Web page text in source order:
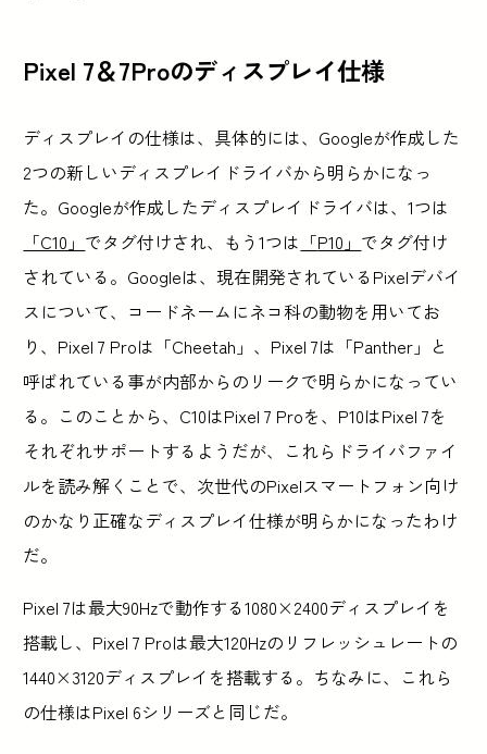
Pixel 7＆7Proのディスプレイ仕様
ディスプレイの仕様は、具体的には、Googleが作成した
2つの新しいディスプレイドライバから明らかになっ
た。Googleが作成したディスプレイドライバは、1つは
「C10」 でタグ付けされ、もう1つは 「P10」 でタグ付け
されている。Googleは、現在開発されているPixelデバイ
スについて、コードネームにネコ科の動物を用いてお
り、Pixel 7 Proは「Cheetah」、Pixel 7は「Panther」と
呼ばれている事が内部からのリークで明らかになってい
る。このことから、C10はPixel 7 Proを、P10はPixel 7を
それぞれサポートするようだが、これらドライバファイ
ルを読み解くことで、次世代のPixelスマートフォン向け
のかなり正確なディスプレイ仕様が明らかになったわけ
だ。
Pixel 7は最大90Hzで動作する1080×2400ディスプレイを
搭載し、Pixel 7 Proは最大120Hzのリフレッシュレートの
1440×3120ディスプレイを搭載する。ちなみに、これら
の仕様はPixel 6シリーズと同じだ。